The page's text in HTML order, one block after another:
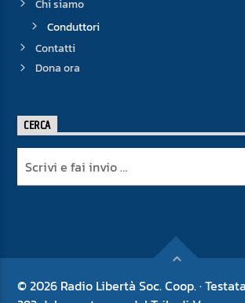
Chi siamo
Conduttori
Contatti
Dona ora
CERCA
© 2026 Radio Libertà Soc. Coop. ·